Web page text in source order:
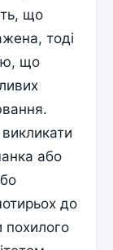
що
тоді
що
або
до
похилого